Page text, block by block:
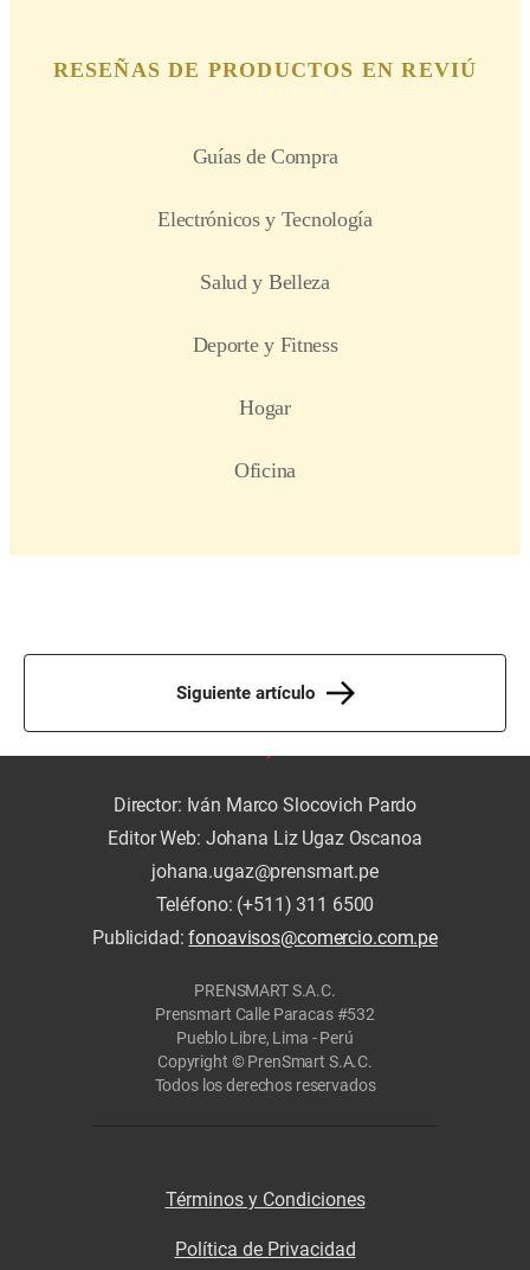
Siguiente artículo
Director: Iván Marco Slocovich Pardo
Editor Web: Johana Liz Ugaz Oscanoa
johana.ugaz@prensmart.pe
Teléfono: (+511) 311 6500
Publicidad:fonoavisos@comercio.com.pe
PRENSMART S.A.C.
Prensmart Calle Paracas #532
Pueblo Libre, Lima - Perú
Copyright © PrenSmart S.A.C.
Todos los derechos reservados
Términos y Condiciones
Política de Privacidad